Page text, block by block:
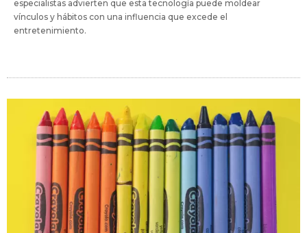
especialistas advierten que esta tecnología puede moldear
vínculos y hábitos con una influencia que excede el
entretenimiento.